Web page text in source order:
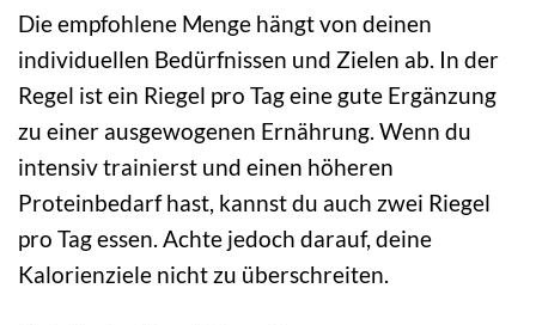
Die empfohlene Menge hängt von deinen
individuellen Bedürfnissen und Zielen ab. In der
Regel ist ein Riegel pro Tag eine gute Ergänzung
zu einer ausgewogenen Ernährung. Wenn du
intensiv trainierst und einen höheren
Proteinbedarf hast, kannst du auch zwei Riegel
pro Tag essen. Achte jedoch darauf, deine
Kalorienziele nicht zu überschreiten.